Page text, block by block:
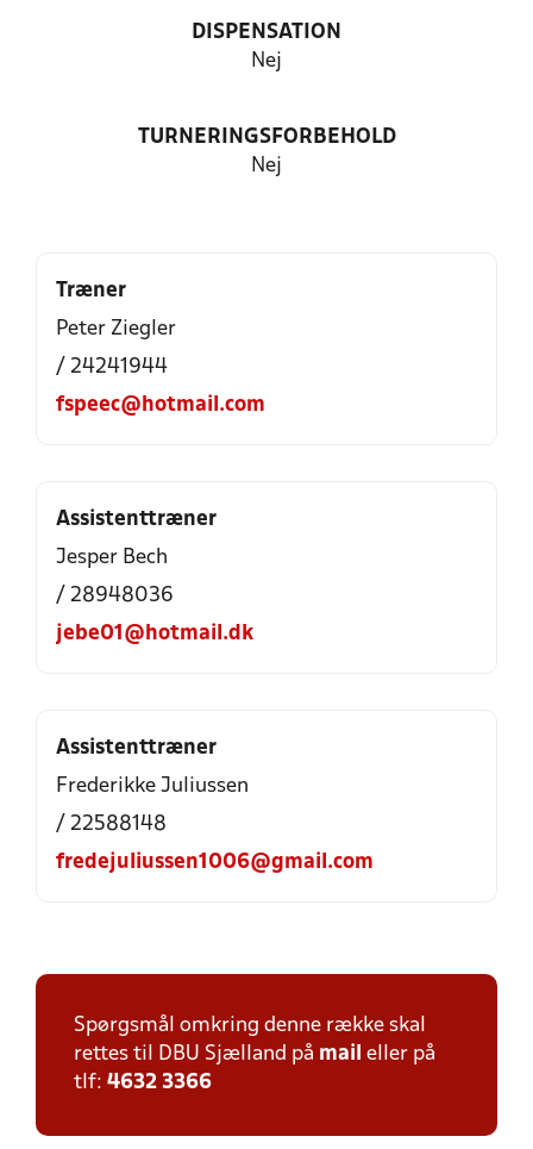
DISPENSATION
Nej
TURNERINGSFORBEHOLD
Nej
Træner
Peter Ziegler
/ 24241944
fspeec@hotmail.com
Assistenttræner
Jesper Bech
/ 28948036
jebe01@hotmail.dk
Assistenttræner
Frederikke Juliussen
/ 22588148
fredejuliussen1006@gmail.com
Spørgsmål omkring denne række skal
rettes til DBU Sjælland på mail eller på
tlf: 4632 3366